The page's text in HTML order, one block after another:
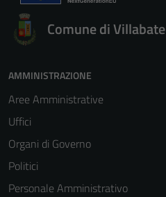
Comune di Villabate
AMMINISTRAZIONE
Aree Amministrative
Uffici
Organi di Governo
Politici
Personale Amministrativo